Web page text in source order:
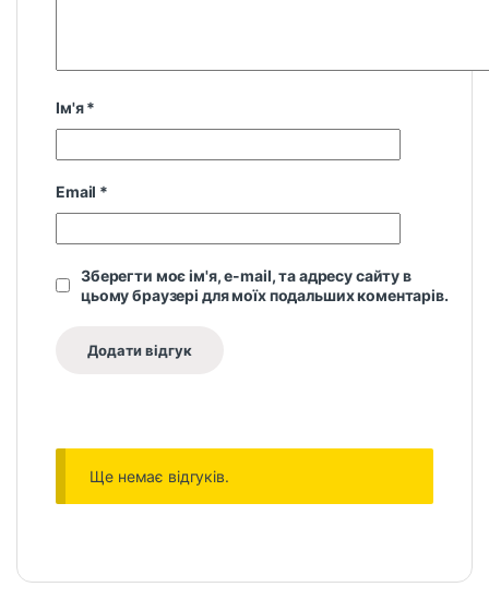
Ім'я*
Email *
Зберегти моє ім'я, e-mail, та адресу сайту в
цьому браузері для моїх подальших коментарів.
Ще немає відгуків.